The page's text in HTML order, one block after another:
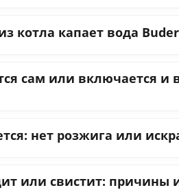
котла капает вода
сам или включается и
нет розжига или
или свистит: причины